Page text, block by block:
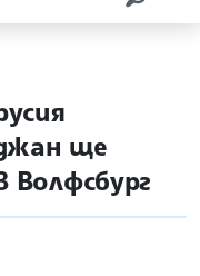
ще
Волфсбург